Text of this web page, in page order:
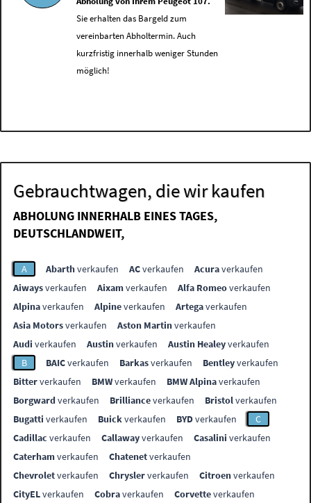
Sie erhalten das Bargeld zum
vereinbarten Abholtermin. Auch
kurzfristig innerhalb weniger Stunden
möglich!
Gebrauchtwagen, die wir kaufen
ABHOLUNG INNERHALB EINES TAGES,
DEUTSCHLANDWEIT,
A Abarthverkaufen ACverkaufen Acuraverkaufen
Aiwaysverkaufen Aixamverkaufen Alfa Romeoverkaufen
Alpinaverkaufen Alpineverkaufen Artegaverkaufen
Asia Motorsverkaufen Aston Martinverkaufen
Audi verkaufen Austinverkaufen Austin Healeyverkaufen
B
BAICverkaufen Barkasverkaufen Bentleyverkaufen
Bitterverkaufen BMWverkaufen BMW Alpinaverkaufen
Borgwardverkaufen Brillianceverkaufen Bristolverkaufen
Bugatti verkaufen Buickverkaufen BYDverkaufen
C
Cadillac verkaufen Callawayverkaufen Casalini verkaufen
Caterhamverkaufen Chatenetverkaufen
Chevroletverkaufen Chryslerverkaufen Citroenverkaufen
CityELverkaufen Cobraverkaufen Corvetteverkaufen